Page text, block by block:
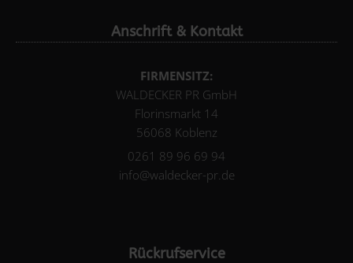
Anschrift & Kontakt
FIRMENSITZ:
WALDECKER PR GmbH
Florinsmarkt 14
56068 Koblenz
0261 89 96 69 94
info@waldecker-pr.de
Rückrufservice